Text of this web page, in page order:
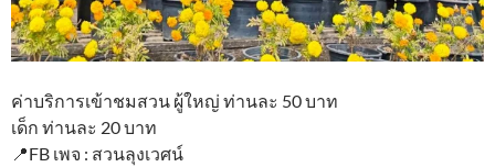
ค่าบริการเข้าชมสวน ผู้ใหญ่ ท่านละ 50 บาท
เด็ก ท่านละ 20 บาท
📍FB เพจ : สวนลุงเวศน์